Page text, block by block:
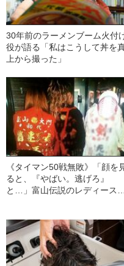
30年前のラーメンブーム火付
役が語る「私はこうして丼を
上から撮った」
《タイマン50戦無敗》「顔を
ると、『やばい。逃げろ』
と…」富山伝説のレディース初